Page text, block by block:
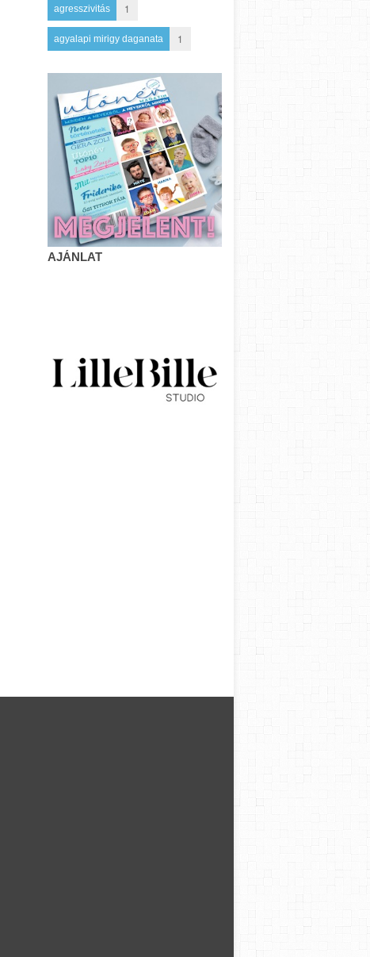
agresszivitás 1
agyalapi mirigy daganata 1
AJÁNLAT